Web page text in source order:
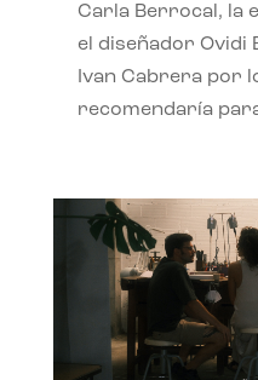
Carla Berrocal, la
el diseñador Ovidi
Ivan Cabrera por
recomendaría